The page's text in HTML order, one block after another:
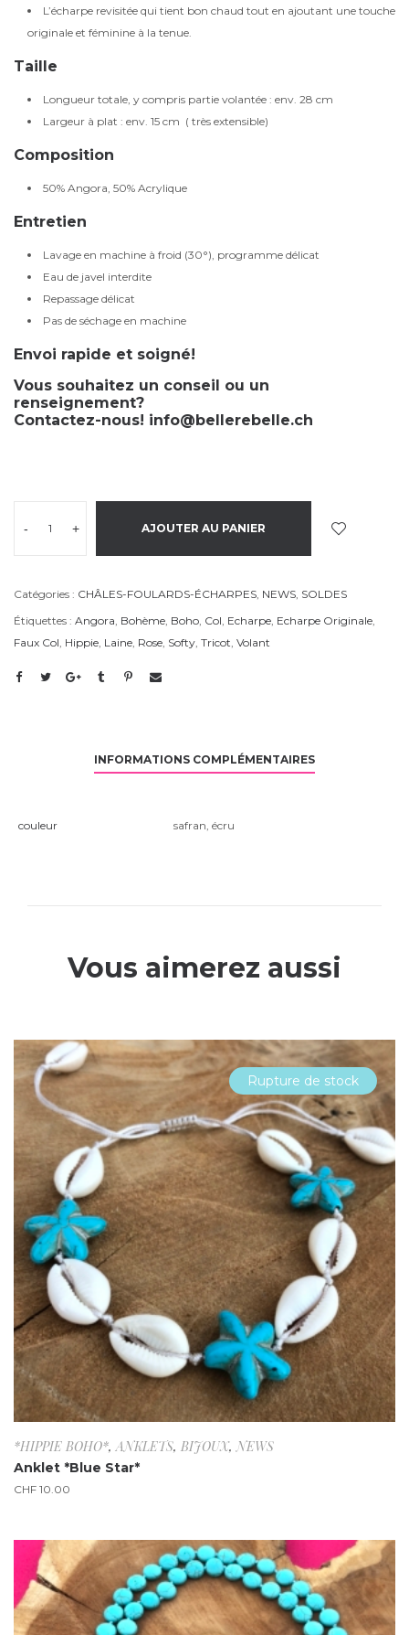
L’écharpe revisitée qui tient bon chaud tout en ajoutant une touche
originale et féminine à la tenue.
Taille
Longueur totale, y compris partie volantée : env. 28 cm
Largeur à plat : env. 15 cm ( très extensible)
Composition
50% Angora, 50% Acrylique
Entretien
Lavage en machine à froid (30°), programme délicat
Eau de javel interdite
Repassage délicat
Pas de séchage en machine
Envoi rapide et soigné!
Vous souhaitez un conseil ou un
renseignement?
Contactez-nous! info@bellerebelle.ch
- + AJOUTER AU PANIER
Catégories : CHÂLES-FOULARDS-ÉCHARPES NEWS SOLDES
Étiquettes : Angora Bohème Boho Col Echarpe Echarpe Originale
Faux Col Hippie Laine Rose Softy Tricot Volant
INFORMATIONS COMPLÉMENTAIRES
couleur safran écru
Vous aimerez aussi
Rupture de stock
*HIPPIE BOHO*, ANKLETS, BIJOUX, NEWS
Anklet *Blue Star*
CHF 10.00